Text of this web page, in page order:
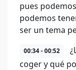
pues
podemos
ser un tema
00:34 - 00:52
coger y qué